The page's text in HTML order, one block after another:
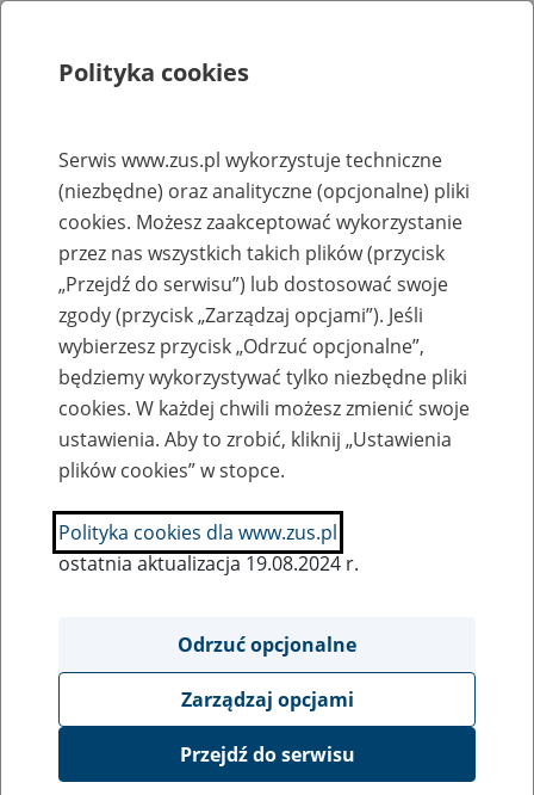
Rejestry, ewidencje i archiwa
Baza zlikwidowanych lub
przekształconych zakładów pracy
Nazwa zakładu pracy:
SZUKAJ
Ukryj wszystkie pozycje bazy
Spółdzielnia Mieszkaniowa w
Polityka cookies
Serwis www.zus.pl wykorzystuje techniczne
(niezbędne) oraz analityczne (opcjonalne) pliki
cookies. Możesz zaakceptować wykorzystanie
przez nas wszystkich takich plików (przycisk
„Przejdź do serwisu”) lub dostosować swoje
zgody (przycisk „Zarządzaj opcjami”). Jeśli
wybierzesz przycisk „Odrzuć opcjonalne”,
będziemy wykorzystywać tylko niezbędne pliki
cookies. W każdej chwili możesz zmienić swoje
ustawienia. Aby to zrobić, kliknij „Ustawienia
plików cookies” w stopce.
Polityka cookies dla www.zus.pl
ostatnia aktualizacja 19.08.2024 r.
Odrzuć opcjonalne
Zarządzaj opcjami
Przejdź do serwisu